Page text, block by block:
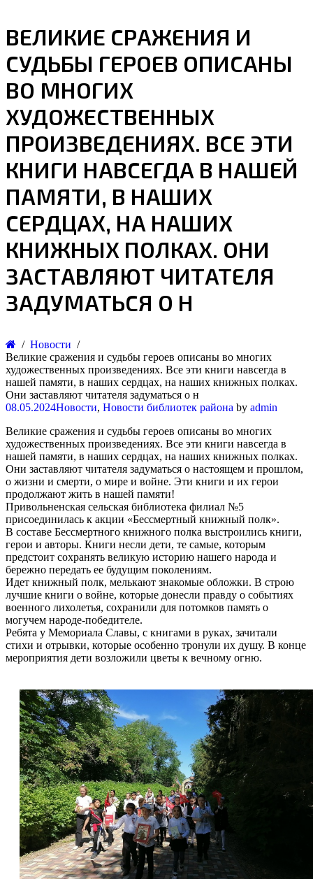
ВЕЛИКИЕ СРАЖЕНИЯ И
СУДЬБЫ ГЕРОЕВ ОПИСАНЫ
ВО МНОГИХ
ХУДОЖЕСТВЕННЫХ
ПРОИЗВЕДЕНИЯХ. ВСЕ ЭТИ
КНИГИ НАВСЕГДА В НАШЕЙ
ПАМЯТИ, В НАШИХ
СЕРДЦАХ, НА НАШИХ
КНИЖНЫХ ПОЛКАХ. ОНИ
ЗАСТАВЛЯЮТ ЧИТАТЕЛЯ
ЗАДУМАТЬСЯ О Н
Новости
Великие сражения и судьбы героев описаны во многих
художественных произведениях. Все эти книги навсегда в
нашей памяти, в наших сердцах, на наших книжных полках.
Они заставляют читателя задуматься о н
08.05.2024Новости, Новости библиотек района by admin
Великие сражения и судьбы героев описаны во многих
художественных произведениях. Все эти книги навсегда в
нашей памяти, в наших сердцах, на наших книжных полках.
Они заставляют читателя задуматься о настоящем и прошлом,
о жизни и смерти, о мире и войне. Эти книги и их герои
продолжают жить в нашей памяти!
Привольненская сельская библиотека филиал №5
присоединилась к акции «Бессмертный книжный полк».
В составе Бессмертного книжного полка выстроились книги,
герои и авторы. Книги несли дети, те самые, которым
предстоит сохранять великую историю нашего народа и
бережно передать ее будущим поколениям.
Идет книжный полк, мелькают знакомые обложки. В строю
лучшие книги о войне, которые донесли правду о событиях
военного лихолетья, сохранили для потомков память о
могучем народе-победителе.
Ребята у Мемориала Славы, с книгами в руках, зачитали
стихи и отрывки, которые особенно тронули их душу. В конце
мероприятия дети возложили цветы к вечному огню.